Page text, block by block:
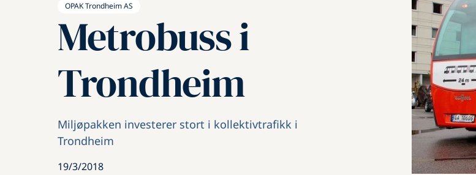
OPAK Trondheim AS
Metrobuss i
Trondheim
Miljøpakken investerer stort i kollektivtrafikk i
Trondheim
19/3/2018